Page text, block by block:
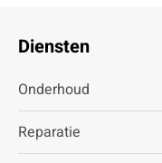
Diensten
Onderhoud
Reparatie